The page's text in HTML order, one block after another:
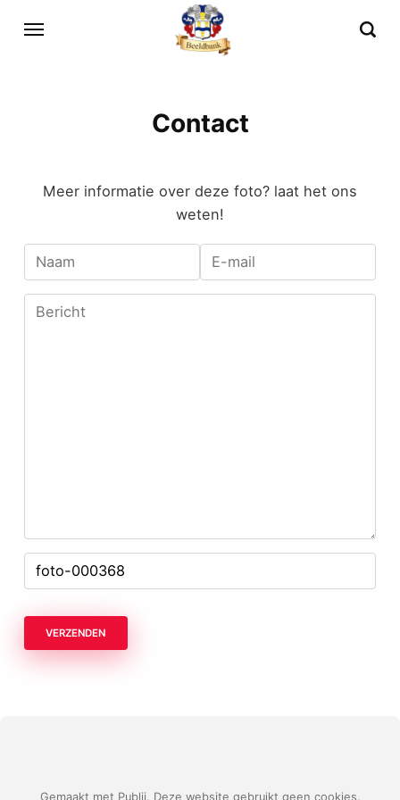
Contact
Meer informatie over deze foto? laat het ons
weten!
VERZENDEN
Gemaakt met Publii. Deze website gebruikt geen cookies.